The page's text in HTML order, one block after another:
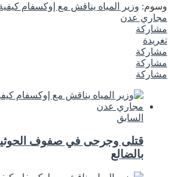
وسوم: وزير المياه يناقش مع إوكسفام
مجاري عدن
مشاركة
تغريدة
مشاركة
مشاركة
مشاركة
السابق
قتلى وجرحى في صفوف
بالضالع